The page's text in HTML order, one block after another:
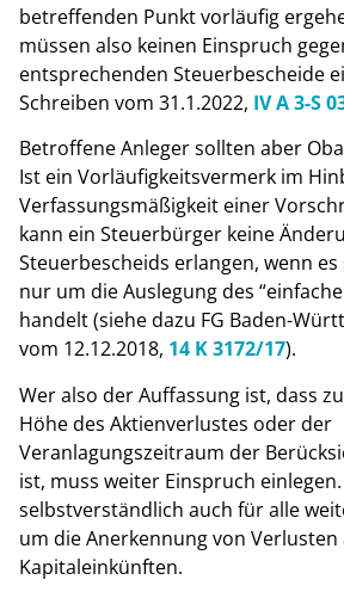
betreffenden Punkt vorläufig
müssen also keinen Einspruch
entsprechenden Steuerbescheide
Schreiben vom 31.1.2022, IV A 3-S
Betroffene Anleger sollten aber
Ist ein Vorläufigkeitsvermerk im
Verfassungsmäßigkeit einer
kann ein Steuerbürger keine
Steuerbescheids erlangen, wenn es
nur um die Auslegung des
handelt (siehe dazu FG Baden-
vom 12.12.2018, 14 K 3172/17).
Wer also der Auffassung ist, dass
Höhe des Aktienverlustes oder der
Veranlagungszeitraum der
ist, muss weiter Einspruch
selbstverständlich auch für alle
um die Anerkennung von Verlusten
Kapitaleinkünften.